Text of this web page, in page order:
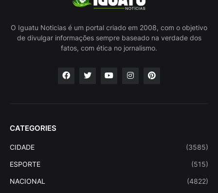
O Iguatu Noticias é um portal criado em 2008, com o objetivo
de divulgar informações sempre baseado na verdade dos
fatos, com ética no jornalismo.
CATEGORIES
CIDADE (3585)
ESPORTE (515)
NACIONAL (4822)